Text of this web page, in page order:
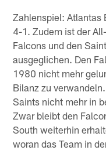
Zahlenspiel: Atlantas
4-1. Zudem ist der
Falcons und den
ausgeglichen. Den
1980 nicht mehr
Bilanz zu
Saints nicht mehr in
Zwar bleibt den
South weiterhin
woran das Team in